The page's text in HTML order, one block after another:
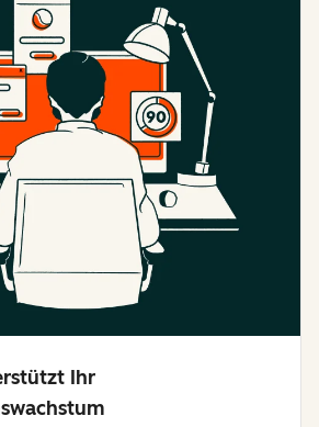
Ihr